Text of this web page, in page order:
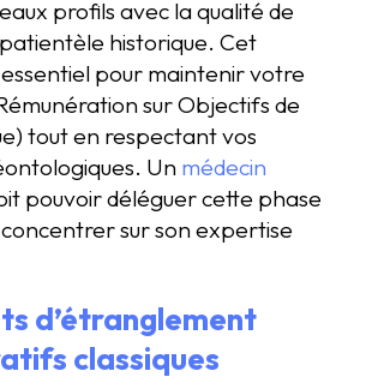
profils avec la qualité de
historique. Cet
pour maintenir votre
sur Objectifs de
tout en respectant vos
Un médecin
pouvoir déléguer cette phase
sur son expertise
d’étranglement
classiques